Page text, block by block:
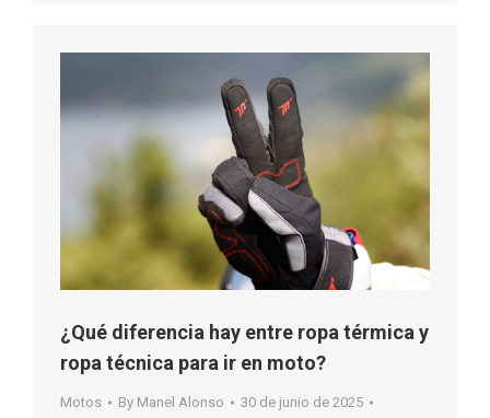
¿Qué diferencia hay entre ropa térmica y
ropa técnica para ir en moto?
Motos By Manel Alonso
30 de junio de 2025